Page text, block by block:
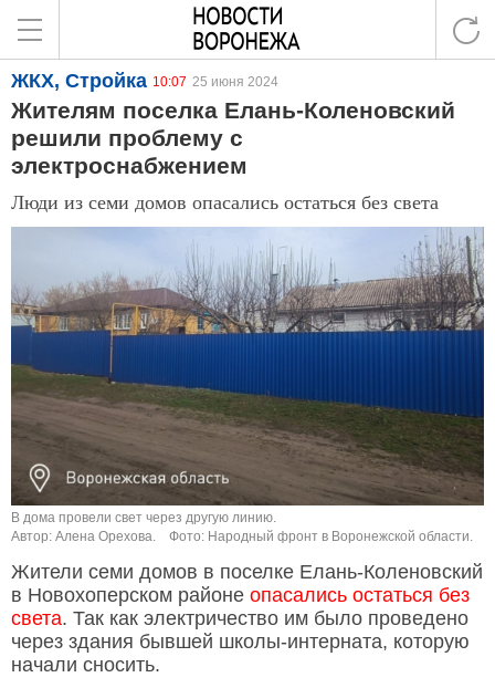
ЖКХ, Стройка 10:07 25 июня 2024
Жителям поселка Елань-Коленовский
решили проблему с
электроснабжением
Люди из семи домов опасались остаться без света
В дома провели свет через другую линию.
Автор: Алена Орехова.
Фото: Народный фронт в Воронежской области.
Жители семи домов в поселке Елань-Коленовский
в Новохоперском районе опасались остаться без
света. Так как электричество им было проведено
через здания бывшей школы-интерната, которую
начали сносить.